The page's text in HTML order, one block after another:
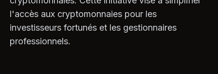
l'accès aux cryptomonnaies pour les
investisseurs fortunés et les gestionnaires
professionnels.